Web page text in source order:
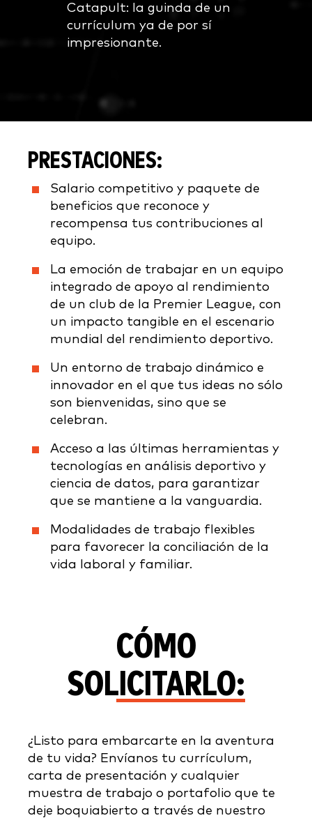
Catapult: la guinda de un
currículum ya de por sí
impresionante.
PRESTACIONES:
Salario competitivo y paquete de
beneficios que reconoce y
recompensa tus contribuciones al
equipo.
La emoción de trabajar en un equipo
integrado de apoyo al rendimiento
de un club de la Premier League, con
un impacto tangible en el escenario
mundial del rendimiento deportivo.
Un entorno de trabajo dinámico e
innovador en el que tus ideas no sólo
son bienvenidas, sino que se
celebran.
Acceso a las últimas herramientas y
tecnologías en análisis deportivo y
ciencia de datos, para garantizar
que se mantiene a la vanguardia.
Modalidades de trabajo flexibles
para favorecer la conciliación de la
vida laboral y familiar.
CÓMO
SOLICITARLO:
¿Listo para embarcarte en la aventura
de tu vida? Envíanos tu currículum,
carta de presentación y cualquier
muestra de trabajo o portafolio que te
deje boquiabierto a través de nuestro